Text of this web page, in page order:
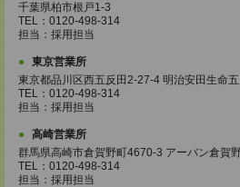
千葉県柏市根戸1-3
TEL：0120-498-314
担当：採用担当
東京営業所
東京都品川区西五反田2-27-4 明治安田生命
TEL：0120-498-314
担当：採用担当
高崎営業所
群馬県高崎市倉賀野町4670-3 アーバン倉賀
TEL：0120-498-314
担当：採用担当